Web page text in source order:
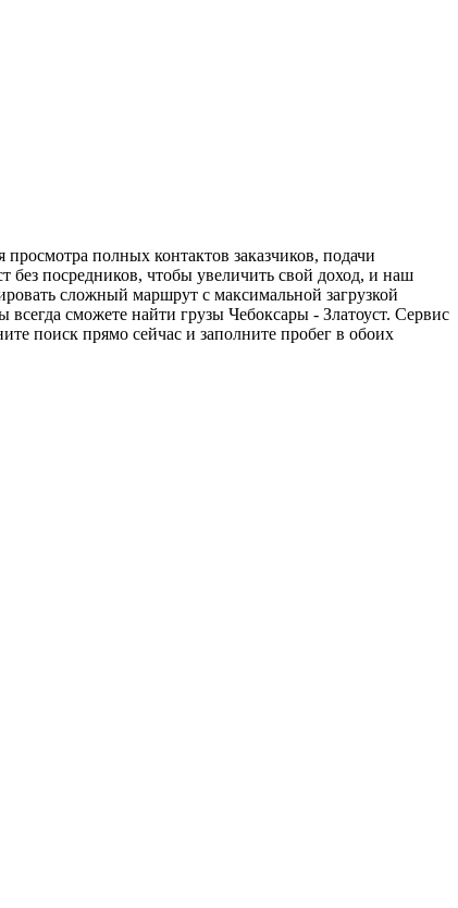
полных контактов заказчиков, подачи
без посредников, чтобы увеличить свой доход, и наш
сложный маршрут с максимальной загрузкой
сможете найти грузы Чебоксары - Златоуст. Сервис
поиск прямо сейчас и заполните пробег в обоих